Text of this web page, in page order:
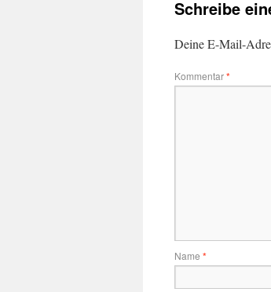
Schreibe
Deine E-Mail-
Kommentar*
Name *